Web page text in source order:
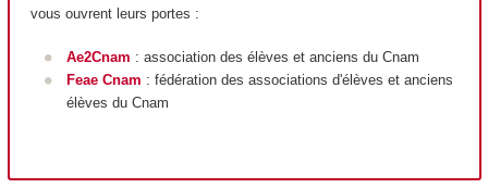
vous ouvrent leurs portes :
Ae2Cnam : association des élèves et anciens du Cnam
Feae Cnam : fédération des associations d'élèves et anciens
élèves du Cnam